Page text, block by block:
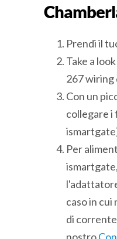
Prendi il
Take a
267 wiring
Con un
collegare i
Per
caso in cui
di